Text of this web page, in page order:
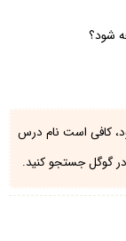
شود؟
کافی است نام درس
در گوگل جستجو کنید.